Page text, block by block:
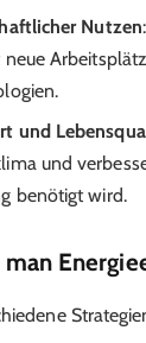
Nutzen
und
und
benötigt wird.